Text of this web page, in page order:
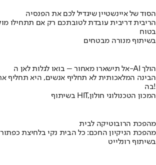
הסוד של איינשטיין שיגדיל לכם את הפנסיה
הריבית דריבית עובדת לטובתכם רק אם תתחילו
בטוח
בשיתוף מנורה מבטחים
אל תישארו מאחור – בואו לגלות לאן ה-AI הולך
הבינה המלאכותית לא תחליף אנשים, היא תחליף
בה!
בשיתוף HIT,המכון הטכנולוגי חולון
מהפכת הרובוטיקה לבית
מהפכת הניקיון החכם: כל הבית נקי בלחיצת כפתור
בשיתוף רונלייט